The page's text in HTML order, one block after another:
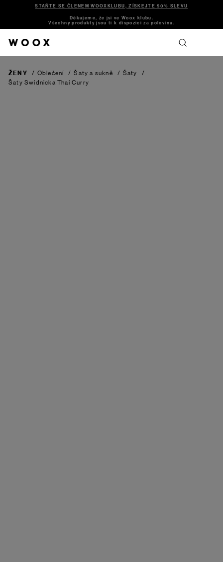
STAŇTE SE ČLENEM WOOXKLUBU, ZÍSKEJTE 50% SLEVU
Děkujeme, že jsi ve Woox klubu.
Všechny produkty jsou ti k dispozici za polovinu.
ŽENY / Oblečení / Šaty a sukně / Šaty
/
Šaty Swidnicka Thai Curry